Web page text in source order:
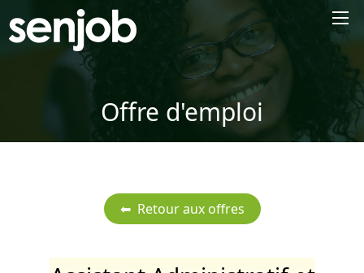
Offre d'emploi